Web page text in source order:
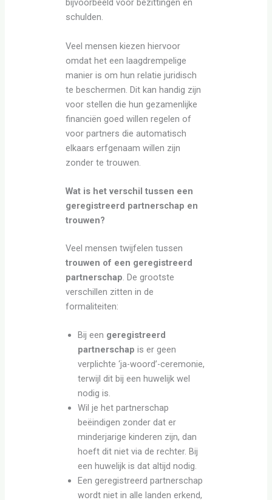
bijvoorbeeld voor bezittingen en
schulden.
Veel mensen kiezen hiervoor
omdat het een laagdrempelige
manier is om hun relatie juridisch
te beschermen. Dit kan handig zijn
voor stellen die hun gezamenlijke
financiën goed willen regelen of
voor partners die automatisch
elkaars erfgenaam willen zijn
zonder te trouwen.
Wat is het verschil tussen een
geregistreerd partnerschap en
trouwen?
Veel mensen twijfelen tussen
trouwen of een geregistreerd
partnerschap. De grootste
verschillen zitten in de
formaliteiten:
Bij een geregistreerd
partnerschap is er geen
verplichte ‘ja-woord’-ceremonie,
terwijl dit bij een huwelijk wel
nodig is.
Wil je het partnerschap
beëindigen zonder dat er
minderjarige kinderen zijn, dan
hoeft dit niet via de rechter. Bij
een huwelijk is dat altijd nodig.
Een geregistreerd partnerschap
wordt niet in alle landen erkend,